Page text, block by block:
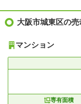
大阪市城東区の
マンション
専有面積